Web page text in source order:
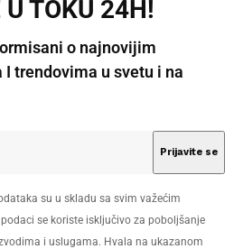
U TOKU 24H!
o najnovijim
trendovima u svetu i na
su u skladu sa svim važećim
se koriste isključivo za poboljšanje
i uslugama. Hvala na ukazanom